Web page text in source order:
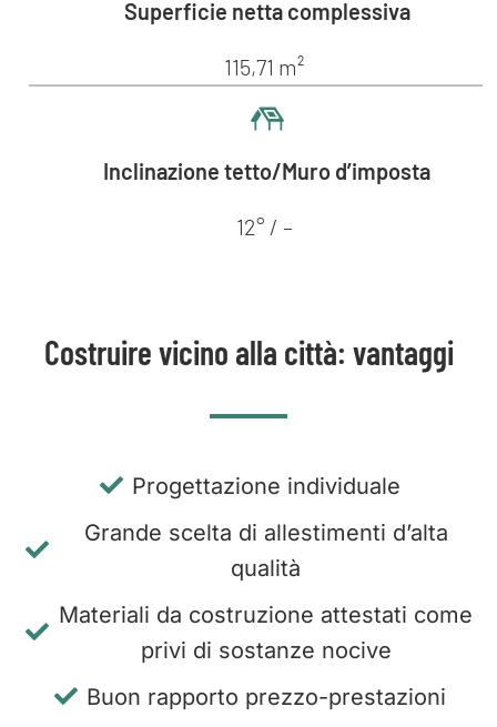
Superficie netta complessiva
115,71 m²
Inclinazione tetto/Muro d’imposta
12° / –
Costruire vicino alla città: vantaggi
Progettazione individuale
Grande scelta di allestimenti d’alta
qualità
Materiali da costruzione attestati come
privi di sostanze nocive
Buon rapporto prezzo-prestazioni